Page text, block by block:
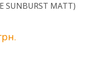
SUNBURST MATT)